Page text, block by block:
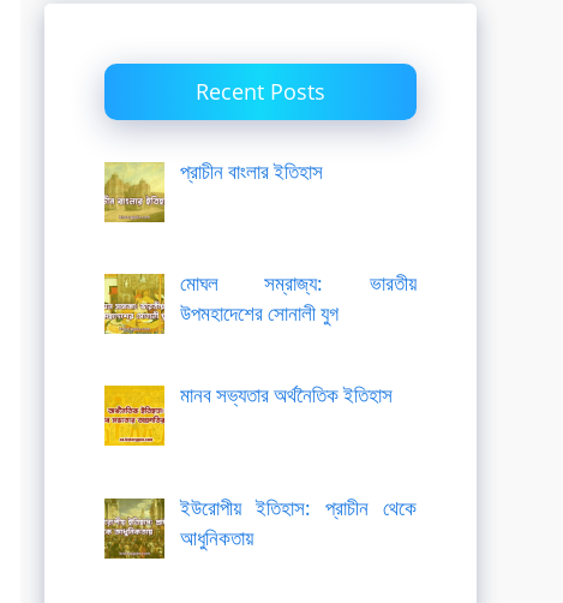
Recent Posts
প্রাচীন বাংলার ইতিহাস
মোঘল সম্রাজ্য: ভারতীয়
উপমহাদেশের সোনালী যুগ
মানব সভ্যতার অর্থনৈতিক ইতিহাস
ইউরোপীয় ইতিহাস: প্রাচীন থেকে
আধুনিকতায়